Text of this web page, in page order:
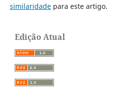
similaridadepara este artigo.
Edição Atual